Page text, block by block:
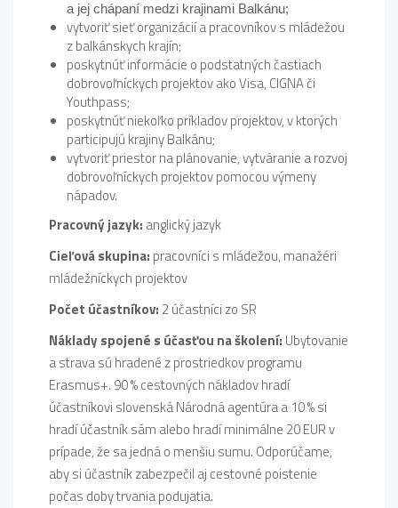
a jej chápaní medzi krajinami Balkánu;
vytvoriť sieť organizácií a pracovníkov s mládežou
z balkánskych krajín;
poskytnúť informácie o podstatných častiach
dobrovoľníckych projektov ako Visa, CIGNA či
Youthpass;
poskytnúť niekoľko príkladov projektov, v ktorých
participujú krajiny Balkánu;
vytvoriť priestor na plánovanie, vytváranie a rozvoj
dobrovoľníckych projektov pomocou výmeny
nápadov.
Pracovný jazyk: anglický jazyk
Cieľová skupina: pracovníci s mládežou, manažéri
mládežníckych projektov
Počet účastníkov: 2 účastníci zo SR
Náklady spojené s účasťou na školení: Ubytovanie
a strava sú hradené z prostriedkov programu
Erasmus+. 90 % cestovných nákladov hradí
účastníkovi slovenská Národná agentúra a 10 % si
hradí účastník sám alebo hradí minimálne 20 EUR v
prípade, že sa jedná o menšiu sumu. Odporúčame,
aby si účastník zabezpečil aj cestovné poistenie
počas doby trvania podujatia.